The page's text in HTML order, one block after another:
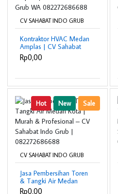
CV SAHABAT INDO GRUB
Kontraktor HVAC Medan
Amplas | CV Sahabat
Indo Grub WA
082272686688
Rp0,00
Hot New Sale
CV SAHABAT INDO GRUB
Jasa Pembersihan Toren
& Tangki Air Medan
Kota | Murah &
Rp0,00